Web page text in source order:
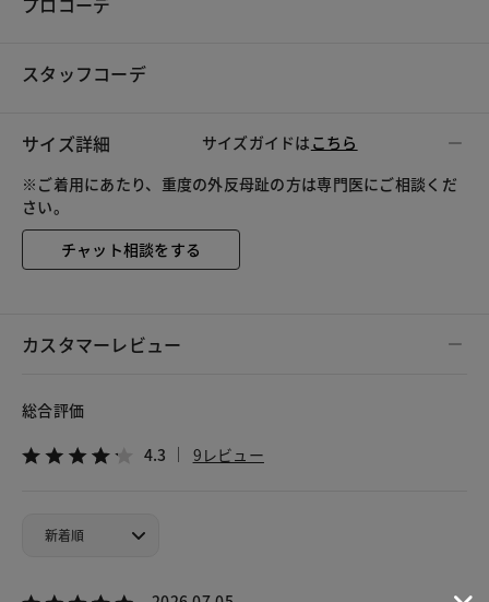
スタッフコーデ
サイズ詳細 サイズガイドは こちら
※ご着用にあたり、重度の外反母趾の方は専門医にご相談くだ
さい。
チャット相談をする
カスタマーレビュー
総合評価
4.3 9レビュー